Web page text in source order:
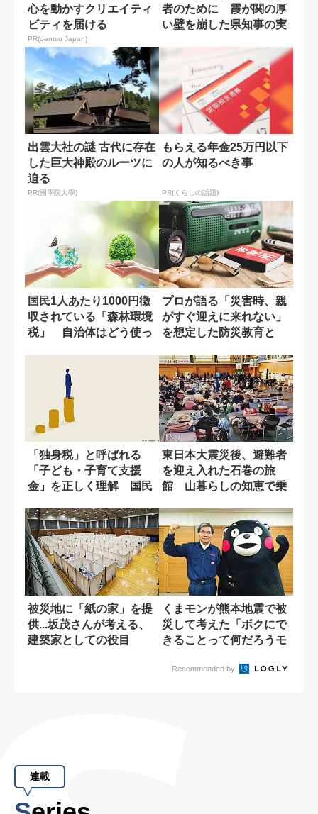
心を動かすクリエイティ
ビティを届ける
PR(dentsu Japan)
者のために 霞が関の厚
い壁を崩した県知事の実
出雲大社の謎 古代に存在
した巨大神殿のルーツに
迫る
PR(國學院大學)
もらえる年金25万円以下
の人が知るべき事
PR(くらしの話題)
国民1人あたり1000円徴
収されている「森林環境
税」 自治体はどう使っ
プロが語る「災害時、親
がすぐ迎えに来れない」
を想定した防災教育と
「独身税」と呼ばれる
「子ども・子育て支援
金」を正しく理解 国民
東日本大震災後、避難者
を迎え入れた石巻の旅
館 山暮らしの知恵で乗
被災地に「紙の家」を提
供...坂茂さんが考える、
建築家としての役目
くまモンが熊本地震で被
災して考えた「ボクにで
きることって何だろうモ
Recommended by
連載